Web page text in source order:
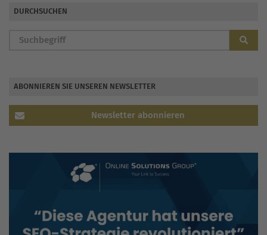
DURCHSUCHEN
ABONNIEREN SIE UNSEREN NEWSLETTER
Newsletter abonnieren